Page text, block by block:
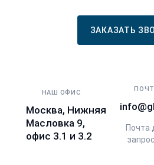
ЗАКАЗАТЬ
НАШ ОФИС
Москва, Нижняя
Масловка 9,
офис 3.1 и 3.2
Почта